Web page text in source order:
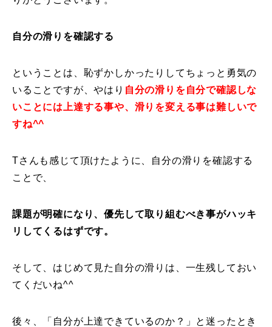
お問合せ 特定商取引法に基づく表記 プライバシーポリシー 会社
自分の滑りを確認する
ということは、恥ずかしかったりしてちょっと勇気の
いることですが、やはり 自分の滑りを自分で確認しな
いことには上達する事や、滑りを変える事は難しいで
すね^^
Tさんも感じて頂けたように、自分の滑りを確認する
ことで、
課題が明確になり、優先して取り組むべき事がハッキ
リしてくるはずです。
そして、はじめて見た自分の滑りは、一生残しておい
てくだいね^^
後々、「自分が上達できているのか？」と迷ったとき